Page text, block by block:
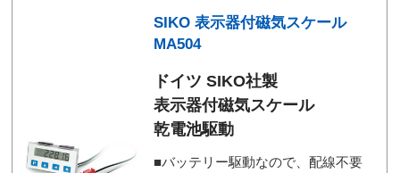
SIKO 表示器付磁気スケール
MA504
ドイツ SIKO社製
表示器付磁気スケール
乾電池駆動
■バッテリー駆動なので、配線不要